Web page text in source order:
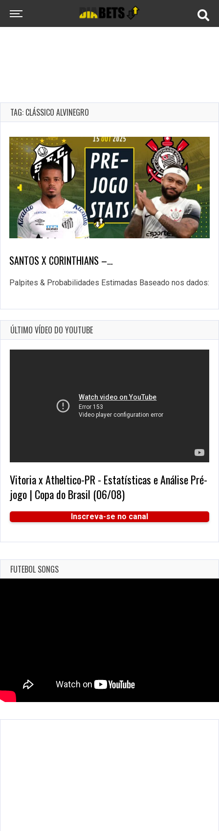
TAG: CLÁSSICO ALVINEGRO
SANTOS X CORINTHIANS –…
Palpites & Probabilidades Estimadas Baseado nos dados:
ÚLTIMO VÍDEO DO YOUTUBE
Vitoria x Atheltico-PR - Estatísticas e Análise Pré-
jogo | Copa do Brasil (06/08)
Inscreva-se no canal
FUTEBOL SONGS